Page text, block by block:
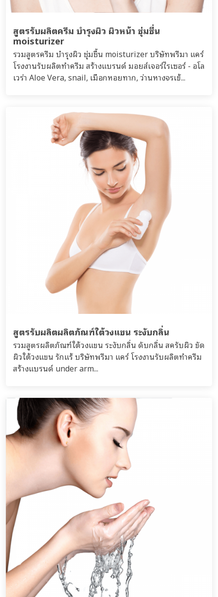
สูตรรับผลิตครีม บำรุงผิว ผิวหน้า ชุ่มชื่น
moisturizer
รวมสูตรครีม บำรุงผิว ชุ่มชื้น moisturizer บริษัทพรีมา แคร์
โรงงานรับผลิตทำครีม สร้างแบรนด์ มอยส์เจอร์ไรเซอร์ - อโล
เวร่า Aloe Vera, snail, เมือกหอยทาก, ว่านหางจรเข้...
สูตรรับผลิตผลิตภัณฑ์ใต้วงแขน ระงับกลิ่น
รวมสูตรผลิตภัณฑ์ใต้วงแขน ระงับกลิ่น ดับกลิ่น สครับผิว ขัด
ผิวใต้วงแขน รักแร้ บริษัทพรีมา แคร์ โรงงานรับผลิตทำครีม
สร้างแบรนด์ under arm...